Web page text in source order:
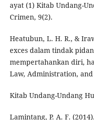
ayat (1) Kitab Undang-
Crimen, 9(2).
Heatubun, L. H. R., &
exces dalam tindak
mempertahankan diri,
Law, Administration, and
Kitab Undang-Undang
Lamintang, P. A. F.